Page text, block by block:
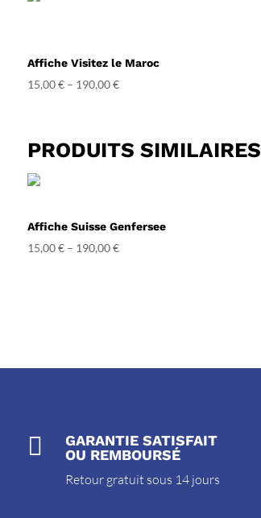
Affiche Visitez le Maroc
15,00€– 190,00€
PRODUITS SIMILAIRES
Affiche Suisse Genfersee
15,00€– 190,00€

GARANTIE SATISFAIT
OU REMBOURSÉ
Retour gratuit sous 14 jours